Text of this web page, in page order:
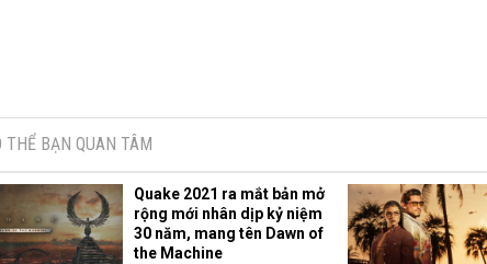
THỂ BẠN QUAN TÂM
Quake 2021 ra mắt bản mở
rộng mới nhân dịp kỷ niệm
30 năm, mang tên Dawn of
the Machine